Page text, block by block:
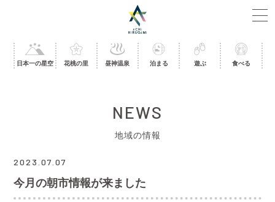
日本一の星空 花桃の里 昼神温泉 泊まる 遊ぶ 食べる
NEWS
地域の情報
2023.07.07
今月の朝市情報が来ました